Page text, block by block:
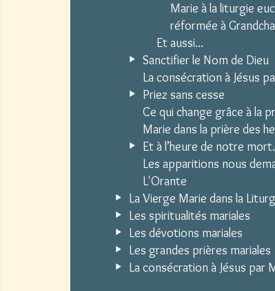
Marie à la liturgie
réformée à
Et aussi...
Sanctifier le Nom de Dieu
La consécration à Jésus
Priez sans cesse
Ce qui change grâce à la
Marie dans la prière des
Et à l’heure de notre
Les apparitions nous
L'Orante
La Vierge Marie dans la
Les spiritualités mariales
Les dévotions mariales
Les grandes prières mariales
La consécration à Jésus par